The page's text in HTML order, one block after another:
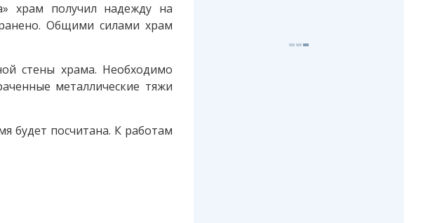
храм получил надежду на
Общими силами храм
стены храма. Необходимо
металлические тяжи
будет посчитана. К работам